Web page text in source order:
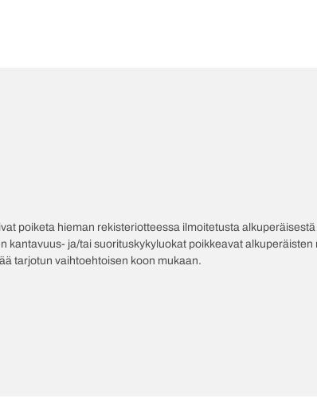
poiketa hieman rekisteriotteessa ilmoitetusta
kantavuus- ja/tai suorituskykyluokat poikkeavat
tarjotun vaihtoehtoisen koon mukaan.